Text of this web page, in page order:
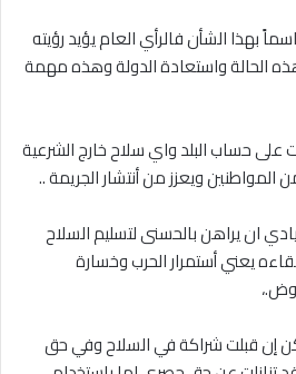
بهذا الشأن فالرأي العام يؤيد رؤيته
الحالة واستعادة الدولة وهذه مهمة
على حساب البلد واي سلاح خارج الشرعية
المواطنين ويعزز من أنتشار الجريمة ..
ان يراهن بالحسنى لتسليم السلاح
يعني أستمرار الحرب وخسارة
إن قبلت شراكة في السلاح وفي حق